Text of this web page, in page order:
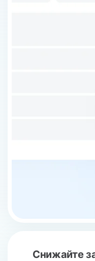
Снижайте